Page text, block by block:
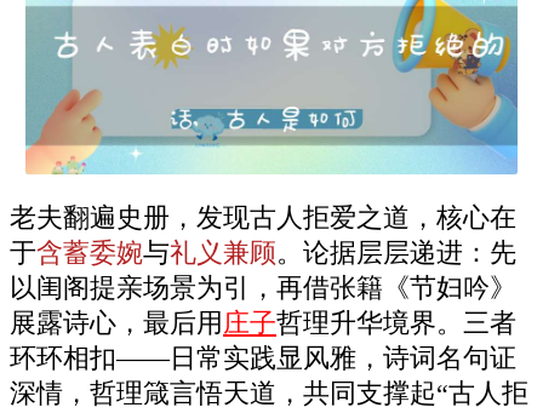
老夫翻遍史册，发现古人拒爱之道，核心在
于含蓄委婉与礼义兼顾。论据层层递进：先
以闺阁提亲场景为引，再借张籍《节妇吟》
展露诗心，最后用 庄子哲理升华境界。三者
环环相扣——日常实践显风雅，诗词名句证
深情，哲理箴言悟天道，共同支撑起“古人拒